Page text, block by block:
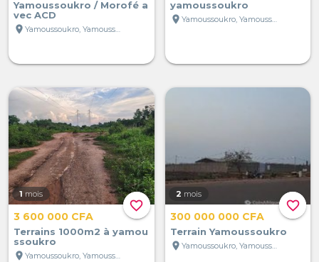
Yamoussoukro / Morofé a
vec ACD
location_on
Yamoussoukro, Yamoussoukro, Côte d'Ivoire
yamoussoukro
location_on
Yamoussoukro, Yamoussoukro, Côte d'Ivoire
favorite_border
1 mois
3 600 000 CFA
Terrains 1000m2 à yamou
ssoukro
location_on
Yamoussoukro, Yamoussoukro, Côte d'Ivoire
favorite_border
2 mois
300 000 000 CFA
Terrain Yamoussoukro
location_on
Yamoussoukro, Yamoussoukro, Côte d'Ivoire